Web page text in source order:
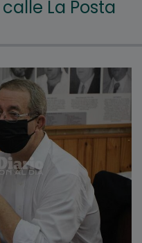
La Posta